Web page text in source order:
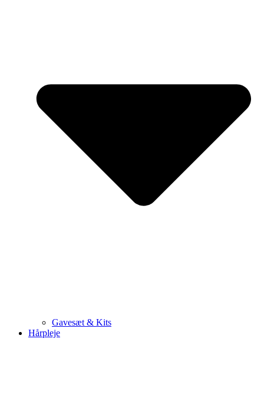
Gavesæt & Kits
Hårpleje